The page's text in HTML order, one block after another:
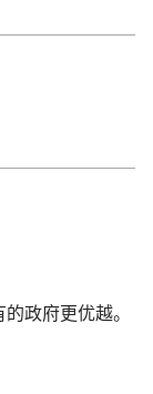
政府更优越。